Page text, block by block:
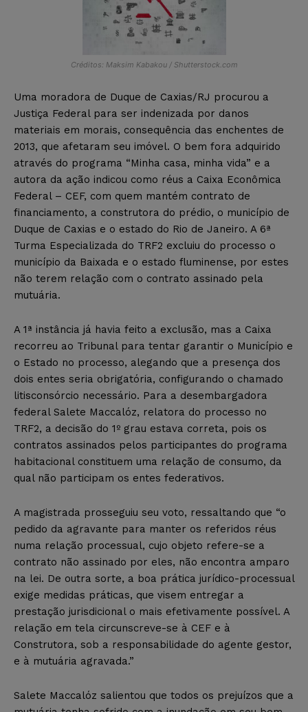
Créditos: Maksim Kabakou / Shutterstock.com
Uma moradora de Duque de Caxias/RJ procurou a
Justiça Federal para ser indenizada por danos
materiais em morais, consequência das enchentes de
2013, que afetaram seu imóvel. O bem fora adquirido
através do programa “Minha casa, minha vida” e a
autora da ação indicou como réus a Caixa Econômica
Federal – CEF, com quem mantém contrato de
financiamento, a construtora do prédio, o município de
Duque de Caxias e o estado do Rio de Janeiro. A 6ª
Turma Especializada do TRF2 excluiu do processo o
município da Baixada e o estado fluminense, por estes
não terem relação com o contrato assinado pela
mutuária.
A 1ª instância já havia feito a exclusão, mas a Caixa
recorreu ao Tribunal para tentar garantir o Município e
o Estado no processo, alegando que a presença dos
dois entes seria obrigatória, configurando o chamado
litisconsórcio necessário. Para a desembargadora
federal Salete Maccalóz, relatora do processo no
TRF2, a decisão do 1º grau estava correta, pois os
contratos assinados pelos participantes do programa
habitacional constituem uma relação de consumo, da
qual não participam os entes federativos.
A magistrada prosseguiu seu voto, ressaltando que “o
pedido da agravante para manter os referidos réus
numa relação processual, cujo objeto refere-se a
contrato não assinado por eles, não encontra amparo
na lei. De outra sorte, a boa prática jurídico-processual
exige medidas práticas, que visem entregar a
prestação jurisdicional o mais efetivamente possível. A
relação em tela circunscreve-se à CEF e à
Construtora, sob a responsabilidade do agente gestor,
e à mutuária agravada.”
Salete Maccalóz salientou que todos os prejuízos que a